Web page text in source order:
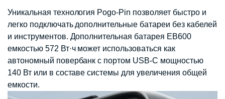
Уникальная технология Pogo-Pin позволяет быстро и
легко подключать дополнительные батареи без кабелей
и инструментов. Дополнительная батарея EB600
емкостью 572 Вт·ч может использоваться как
автономный повербанк с портом USB-C мощностью
140 Вт или в составе системы для увеличения общей
емкости.